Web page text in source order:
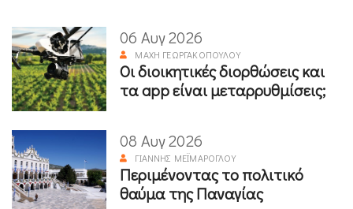
06 Αυγ 2026
ΜΆΧΗ ΓΕΩΡΓΑΚΟΠΟΎΛΟΥ
Οι διοικητικές διορθώσεις και
τα app είναι μεταρρυθμίσεις;
08 Αυγ 2026
ΓΙΆΝΝΗΣ ΜΕΪΜΆΡΟΓΛΟΥ
Περιμένοντας το πολιτικό
θαύμα της Παναγίας